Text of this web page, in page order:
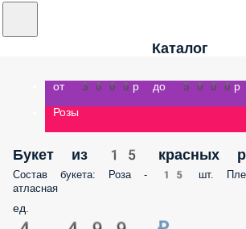
Каталог
от 3000р до 5000р
Розы
Букет из 15 красных роз
Состав букета: Роза - 15 шт. Пленка матовая
ед.
4 499 ₽